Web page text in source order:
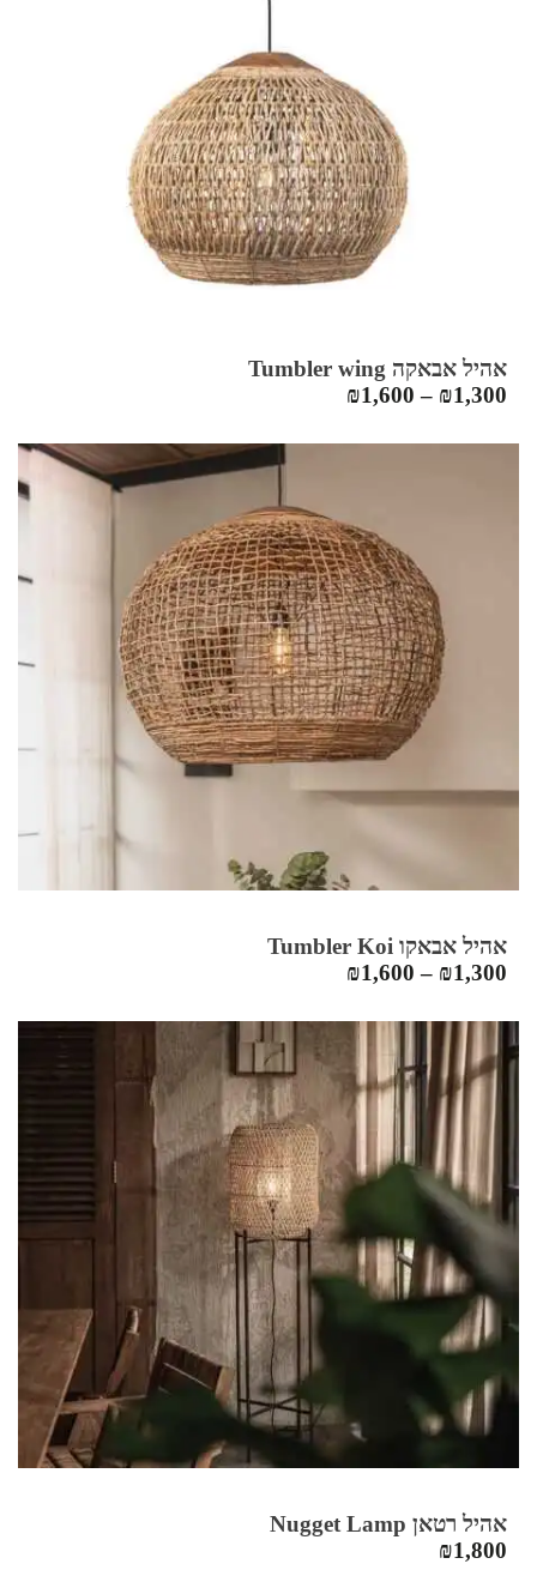
אהיל אבאקה Tumbler wing
₪1,300
–
₪1,600
אהיל אבאקו Tumbler Koi
₪1,300
–
₪1,600
אהיל רטאן Nugget Lamp
₪1,800